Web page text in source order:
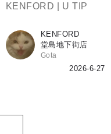
KENFORD | U TIP
KENFORD
堂島地下街店
Gota
2026-6-27